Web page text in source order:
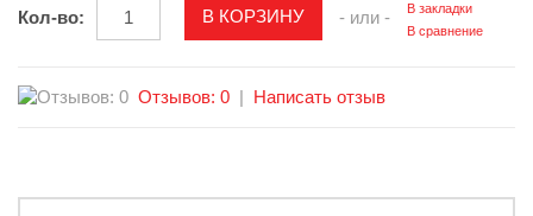
Кол-во: - или -
В закладки
В сравнение
Отзывов: 0 | Написать отзыв